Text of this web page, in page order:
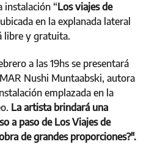
instalación “Los viajes de
en la explanada lateral
libre y gratuita.
a las 19hs se presentará
Nushi Muntaabski, autora
emplazada en la
La artista brindará una
a paso de Los Viajes de
de grandes proporciones?".